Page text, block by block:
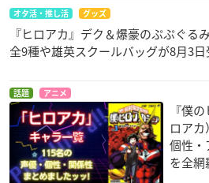
オタ活・推し活 グッズ
『ヒロアカ』デク＆爆豪のぷぷぐる
全9種や雄英スクールバッグが8月3
話題 アニメ
『僕
ロア
個性・
を全網